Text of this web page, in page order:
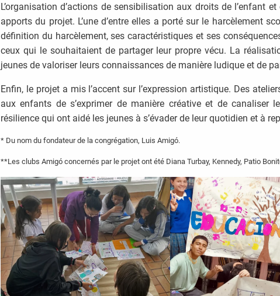
L’organisation d’actions de sensibilisation aux droits de l’enfant
apports du projet. L’une d’entre elles a porté sur le harcèlement
définition du harcèlement, ses caractéristiques et ses
ceux qui le souhaitaient de partager leur propre vécu. La
jeunes de valoriser leurs connaissances de manière ludique et de
Enfin, le projet a mis l’accent sur l’expression artistique. Des
aux enfants de s’exprimer de manière créative et de canaliser
résilience qui ont aidé les jeunes à s’évader de leur quotidien et à
* Du nom du fondateur de la congrégation, Luis Amigó.
**Les clubs Amigó concernés par le projet ont été Diana Turbay, Kennedy, Patio